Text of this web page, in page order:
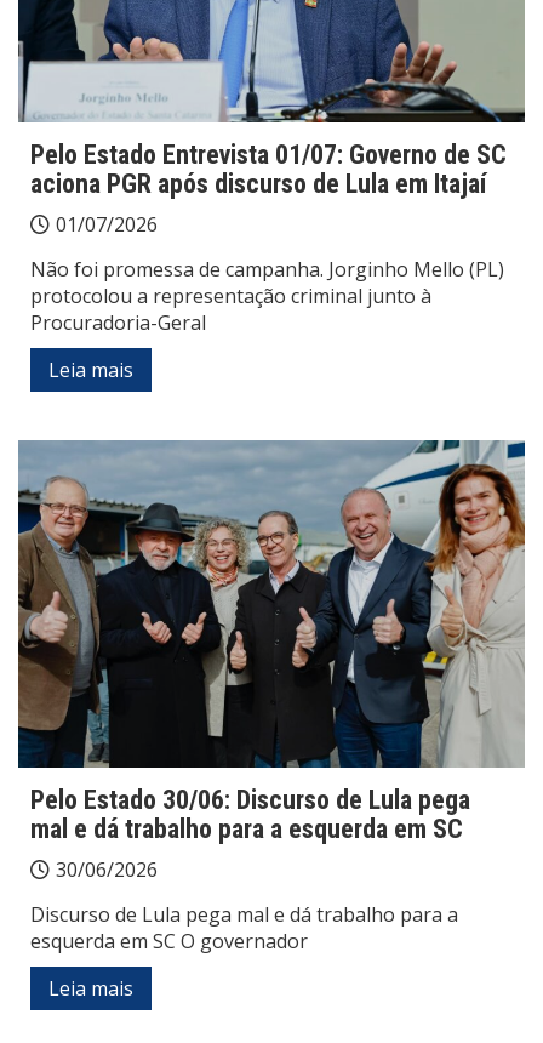
Pelo Estado Entrevista 01/07: Governo de SC
aciona PGR após discurso de Lula em Itajaí
01/07/2026
Não foi promessa de campanha. Jorginho Mello (PL)
protocolou a representação criminal junto à
Procuradoria-Geral
Leia mais
Pelo Estado 30/06: Discurso de Lula pega
mal e dá trabalho para a esquerda em SC
30/06/2026
Discurso de Lula pega mal e dá trabalho para a
esquerda em SC O governador
Leia mais